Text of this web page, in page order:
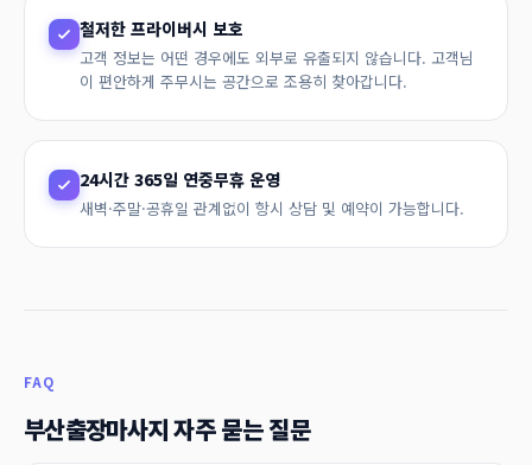
철저한 프라이버시 보호
고객 정보는 어떤 경우에도 외부로 유출되지 않습니다. 고객님
이 편안하게 주무시는 공간으로 조용히 찾아갑니다.
24시간 365일 연중무휴 운영
새벽·주말·공휴일 관계없이 항시 상담 및 예약이 가능합니다.
FAQ
부산출장마사지 자주 묻는 질문